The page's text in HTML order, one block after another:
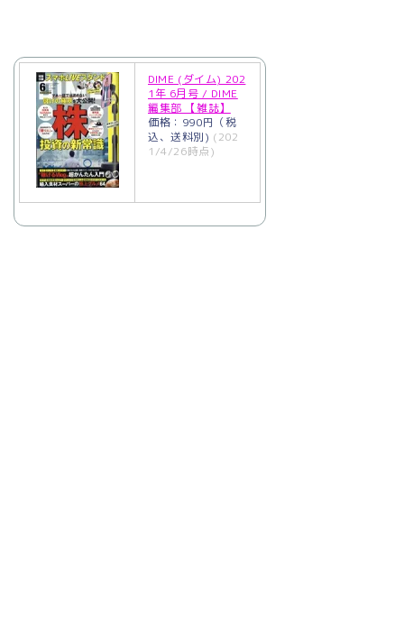
DIME (ダイム) 202
1年 6月号 / DIME
編集部 【雑誌】
価格：990円（税
込、送料別) (202
1/4/26時点)